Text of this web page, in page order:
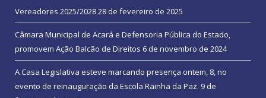
Vereadores 2025/202828 de fevereiro de 2025
Câmara Municipal de Acará e Defensoria Pública do Estado,
promovem Ação Balcão de Direitos 6 de novembro de 2024
A Casa Legislativa esteve marcando presença ontem, 8, no
evento de reinauguração da Escola Rainha da Paz. 9 de